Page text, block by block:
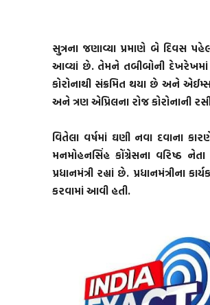
સુત્રના જણાવ્યા પ્રમાણે બે દિવસ
આવ્યાં છે. તેમને તબીબોની દેખરેખમાં
કોરોનાથી સંક્રમિત થયા છે અને
અને ત્રણ એપ્રિલના રોજ કોરોનાની
વિતેલા વર્ષમાં ઘણી નવા દવાના
મનમોહનસિંહ કોંગ્રેસના વરિષ્ઠ
પ્રધાનમંત્રી રહ્યાં છે. પ્રધાનમંત્રીના
કરવામાં આવી હતી.